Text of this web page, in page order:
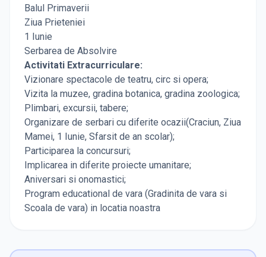
Balul Primaverii
Ziua Prieteniei
1 Iunie
Serbarea de Absolvire
Activitati Extracurriculare:
Vizionare spectacole de teatru, circ si opera;
Vizita la muzee, gradina botanica, gradina zoologica;
Plimbari, excursii, tabere;
Organizare de serbari cu diferite ocazii(Craciun, Ziua
Mamei, 1 Iunie, Sfarsit de an scolar);
Participarea la concursuri;
Implicarea in diferite proiecte umanitare;
Aniversari si onomastici;
Program educational de vara (Gradinita de vara si
Scoala de vara) in locatia noastra